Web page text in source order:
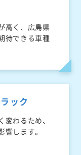
高く、広島県
待できる車種
ック
わるため、
します。